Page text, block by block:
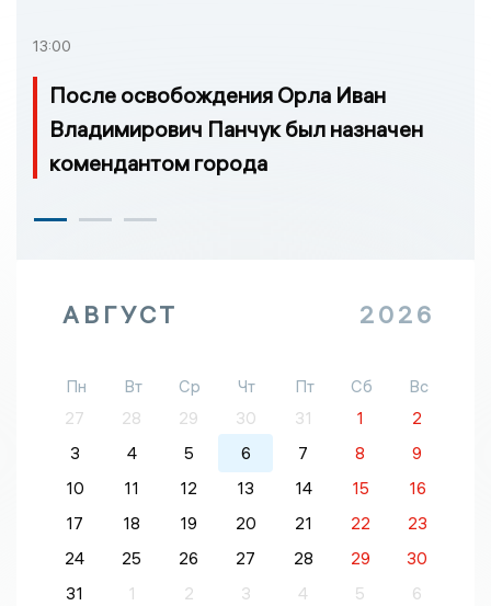
13:00
После освобождения Орла Иван
Владимирович Панчук был назначен
комендантом города
АВГУСТ 2026
Пн Вт Ср Чт Пт Сб
Вс
27
28 29 30 31 1
2
3
4 5 6 7 8
9
10
11 12 13 14 15
16
17
18 19 20 21 22
23
24
25 26 27 28 29
30
31
1 2 3 4 5 6